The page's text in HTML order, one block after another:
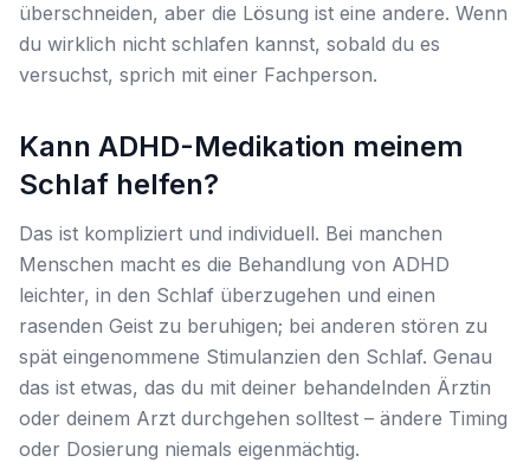
überschneiden, aber die Lösung ist eine andere. Wenn
du wirklich nicht schlafen kannst, sobald du es
versuchst, sprich mit einer Fachperson.
Kann ADHD-Medikation meinem
Schlaf helfen?
Das ist kompliziert und individuell. Bei manchen
Menschen macht es die Behandlung von ADHD
leichter, in den Schlaf überzugehen und einen
rasenden Geist zu beruhigen; bei anderen stören zu
spät eingenommene Stimulanzien den Schlaf. Genau
das ist etwas, das du mit deiner behandelnden Ärztin
oder deinem Arzt durchgehen solltest – ändere Timing
oder Dosierung niemals eigenmächtig.